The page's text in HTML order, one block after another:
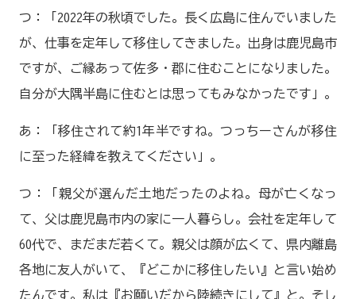
つ：「2022年の秋頃でした。長く広島に住んでいました
が、仕事を定年して移住してきました。出身は鹿児島市
ですが、ご縁あって佐多・郡に住むことになりました。
自分が大隅半島に住むとは思ってもみなかったです」。
あ：「移住されて約1年半ですね。つっちーさんが移住
に至った経緯を教えてください」。
つ：「親父が選んだ土地だったのよね。母が亡くなっ
て、父は鹿児島市内の家に一人暮らし。会社を定年して
60代で、まだまだ若くて。親父は顔が広くて、県内離島
各地に友人がいて、『どこかに移住したい』と言い始め
たんです。私は『お願いだから陸続きにして』と。そし